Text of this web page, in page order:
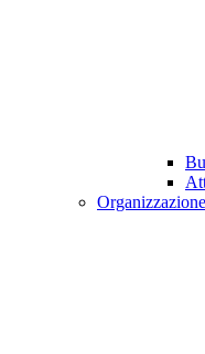
Organizzazione